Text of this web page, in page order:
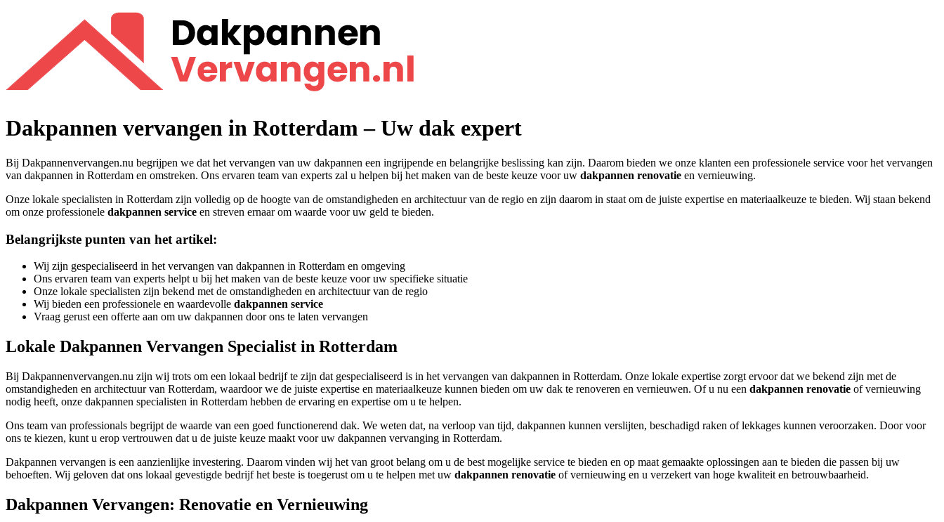
Dakpannen vervangen in Rotterdam – Uw dak expert
Bij Dakpannenvervangen.nu begrijpen we dat het vervangen van uw dakpannen een ingrijpende en belangrijke beslissing kan zijn. Daarom bieden we onze klanten een professionele service voor het vervangen
van dakpannen in Rotterdam en omstreken. Ons ervaren team van experts zal u helpen bij het maken van de beste keuze voor uw dakpannen renovatie en vernieuwing.
Onze lokale specialisten in Rotterdam zijn volledig op de hoogte van de omstandigheden en architectuur van de regio en zijn daarom in staat om de juiste expertise en materiaalkeuze te bieden. Wij staan bekend
om onze professionele dakpannen service en streven ernaar om waarde voor uw geld te bieden.
Belangrijkste punten van het artikel:
Wij zijn gespecialiseerd in het vervangen van dakpannen in Rotterdam en omgeving
Ons ervaren team van experts helpt u bij het maken van de beste keuze voor uw specifieke situatie
Onze lokale specialisten zijn bekend met de omstandigheden en architectuur van de regio
Wij bieden een professionele en waardevolle dakpannen service
Vraag gerust een offerte aan om uw dakpannen door ons te laten vervangen
Lokale Dakpannen Vervangen Specialist in Rotterdam
Bij Dakpannenvervangen.nu zijn wij trots om een lokaal bedrijf te zijn dat gespecialiseerd is in het vervangen van dakpannen in Rotterdam. Onze lokale expertise zorgt ervoor dat we bekend zijn met de
omstandigheden en architectuur van Rotterdam, waardoor we de juiste expertise en materiaalkeuze kunnen bieden om uw dak te renoveren en vernieuwen. Of u nu een dakpannen renovatie of vernieuwing
nodig heeft, onze dakpannen specialisten in Rotterdam hebben de ervaring en expertise om u te helpen.
Ons team van professionals begrijpt de waarde van een goed functionerend dak. We weten dat, na verloop van tijd, dakpannen kunnen verslijten, beschadigd raken of lekkages kunnen veroorzaken. Door voor
ons te kiezen, kunt u erop vertrouwen dat u de juiste keuze maakt voor uw dakpannen vervanging in Rotterdam.
Dakpannen vervangen is een aanzienlijke investering. Daarom vinden wij het van groot belang om u de best mogelijke service te bieden en op maat gemaakte oplossingen aan te bieden die passen bij uw
behoeften. Wij geloven dat ons lokaal gevestigde bedrijf het beste is toegerust om u te helpen met uw dakpannen renovatie of vernieuwing en u verzekert van hoge kwaliteit en betrouwbaarheid.
Dakpannen Vervangen: Renovatie en Vernieuwing